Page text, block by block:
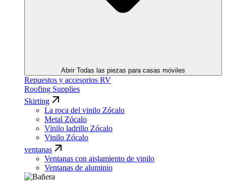
Abrir Todas las piezas para casas móviles
Repuestos y accesorios RV
Roofing Supplies
Skirting
La roca del vinilo Zócalo
Metal Zócalo
Vinilo ladrillo Zócalo
Vinilo Zócalo
ventanas
Ventanas con aislamiento de vinilo
Ventanas de aluminio